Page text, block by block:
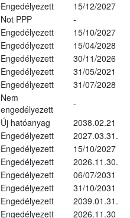
Engedélyezett
15/12/2027
Not PPP
-
Engedélyezett
15/10/2027
Engedélyezett
15/04/2028
Engedélyezett
30/11/2026
Engedélyezett
31/05/2021
Engedélyezett
31/07/2028
Nem
engedélyezett
-
Új hatóanyag
2038.02.21
Engedélyezett
2027.03.31.
Engedélyezett
15/10/2027
Engedélyezett
2026.11.30.
Engedélyezett
06/07/2031
Engedélyezett
31/10/2031
Engedélyezett
2039.01.31.
Engedélyezett
2026.11.30